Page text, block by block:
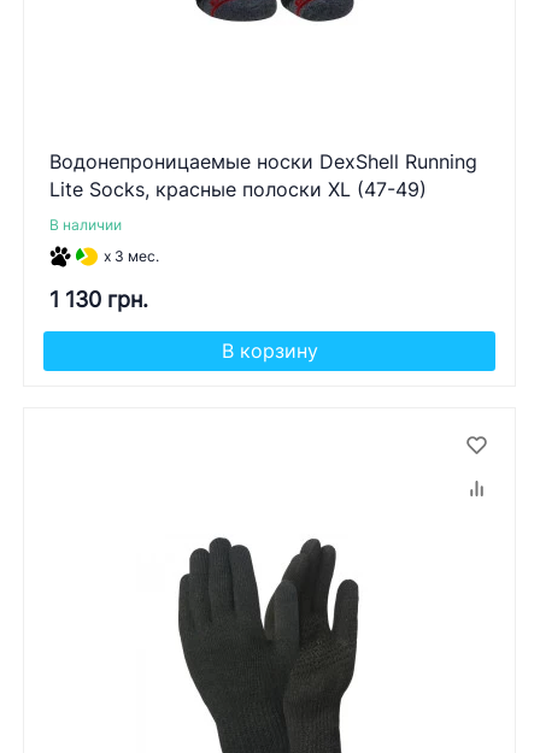
Водонепроницаемые носки DexShell Running
Lite Socks, красные полоски XL (47-49)
В наличии
x 3 мес.
1 130 грн.
В корзину